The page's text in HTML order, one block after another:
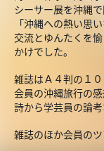
シーサー展を沖縄で
「沖縄への熱い思
交流とゆんたくを
かけでした。
雑誌はＡ４判の１０
会員の沖縄旅行の
詩から学芸員の論考
雑誌のほか会員の